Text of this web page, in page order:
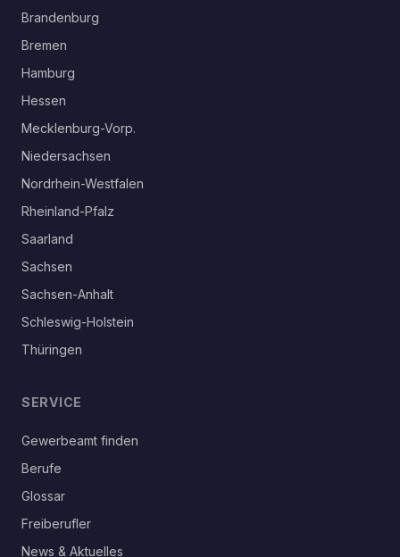
Brandenburg
Bremen
Hamburg
Hessen
Mecklenburg-Vorp.
Niedersachsen
Nordrhein-Westfalen
Rheinland-Pfalz
Saarland
Sachsen
Sachsen-Anhalt
Schleswig-Holstein
Thüringen
SERVICE
Gewerbeamt finden
Berufe
Glossar
Freiberufler
News & Aktuelles